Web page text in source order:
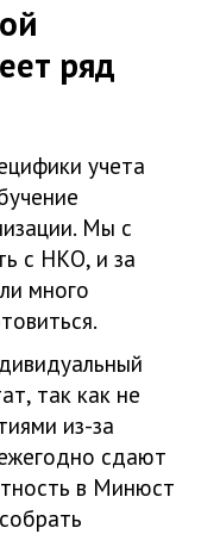
ряд
учета
Мы с
с НКО, и за
много
так как не
из-за
сдают
в Минюст